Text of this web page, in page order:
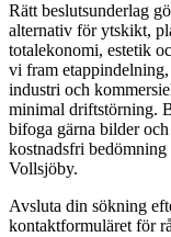
Rätt beslutsunderlag
alternativ för ytskikt,
totalekonomi, estetik
vi fram
industri och
minimal driftstörning.
bifoga gärna bilder
kostnadsfri
Vollsjöby.
Avsluta din sökning
kontaktformuläret för